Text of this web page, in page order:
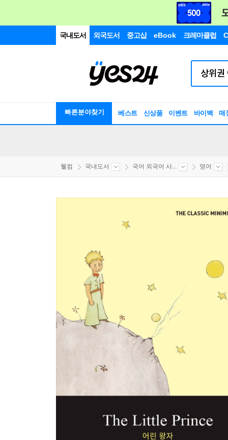
국내도서 외국도서 중고샵 eBook 크레마클럽
빠른분야찾기 베스트 신상품 이벤트 바이백 매
웰컴 국내도서 국어 외국어 사... 영어